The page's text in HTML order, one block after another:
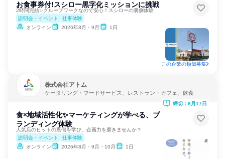
お食事券付!スシロー黒字化ミッションに挑戦
2時間完結✨グループワークなので安心！スシローの裏側体験
説明会・イベント
仕事体験
オンライン
2026年8月・9月 1日
この企業の類似募集
株式会社アトム
ケータリング・フードサービス、レストラン・カフェ、飲食
食×地域活性化✨マーケティングが学べる、ブ
ランディング体験
人気店のヒットの裏側を学び、企画力を磨きませんか？
説明会・イベント
仕事体験
オンライン
2026年8月・9月・10月 1日
締切：8月17日